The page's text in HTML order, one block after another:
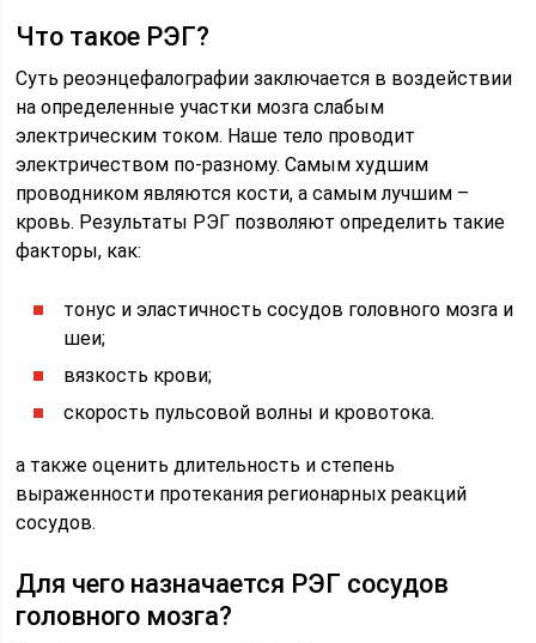
Что такое РЭГ?
Суть реоэнцефалографии заключается в воздействии
на определенные участки мозга слабым
электрическим током. Наше тело проводит
электричеством по-разному. Самым худшим
проводником являются кости, а самым лучшим –
кровь. Результаты РЭГ позволяют определить такие
факторы, как:
тонус и эластичность сосудов головного мозга и
шеи;
вязкость крови;
скорость пульсовой волны и кровотока.
а также оценить длительность и степень
выраженности протекания регионарных реакций
сосудов.
Для чего назначается РЭГ сосудов
головного мозга?